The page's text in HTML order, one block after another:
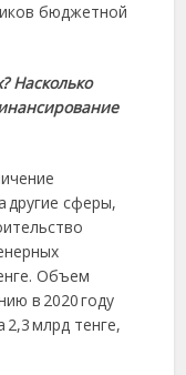
бюджетной
Насколько
другие сферы,
Объем
в 2020 году
млрд тенге,